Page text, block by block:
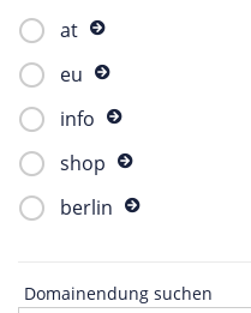
at
eu
info
shop
berlin
Domainendung suchen